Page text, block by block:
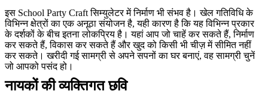
इस School Party Craftसिम्युलेटर में निर्माण भी संभव है। खेल गतिविधि के
विभिन्न क्षेत्रों का एक अनूठा संयोजन है, यही कारण है कि यह विभिन्न प्रकार
के दर्शकों के बीच इतना लोकप्रिय है। यहां आप जो चाहें कर सकते हैं, निर्माण
कर सकते हैं, विकास कर सकते हैं और खुद को किसी भी चीज़ में सीमित नहीं
कर सकते। खरीदी गई सामग्री से अपने सपनों का घर बनाएं, वह सामग्री चुनें
जो आपको पसंद हो।
नायकों की व्यक्तिगत छवि